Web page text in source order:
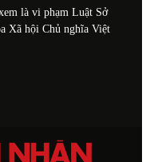
là vi phạm Luật Sở
Xã hội Chủ nghĩa Việt